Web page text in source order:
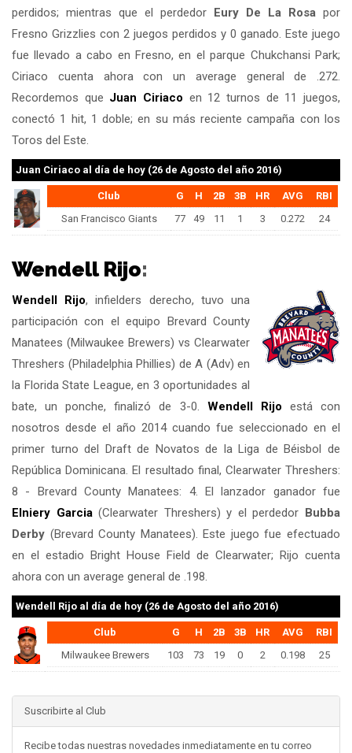
perdidos; mientras que el perdedor Eury De La Rosa por
Fresno Grizzlies con 2 juegos perdidos y 0 ganado. Este juego
fue llevado a cabo en Fresno, en el parque Chukchansi Park;
Ciriaco cuenta ahora con un average general de .272.
Recordemos que Juan Ciriaco en 12 turnos de 11 juegos,
conectó 1 hit, 1 doble; en su más reciente campaña con los
Toros del Este.
Juan Ciriaco al día de hoy (26 de Agosto del año 2016)
Club G H 2B 3B HR AVG
RBI
San Francisco Giants
77 49 11 1 3 0.272 24
Wendell Rijo:
Wendell Rijo, infielders derecho, tuvo una
participación con el equipo Brevard County
Manatees (Milwaukee Brewers) vs Clearwater
Threshers (Philadelphia Phillies) de A (Adv) en
la Florida State League, en 3 oportunidades al
bate, un ponche, finalizó de 3-0. Wendell Rijo está con
nosotros desde el año 2014 cuando fue seleccionado en el
primer turno del Draft de Novatos de la Liga de Béisbol de
República Dominicana. El resultado final, Clearwater Threshers:
8 - Brevard County Manatees: 4. El lanzador ganador fue
Elniery Garcia(Clearwater Threshers) y el perdedor Bubba
Derby (Brevard County Manatees). Este juego fue efectuado
en el estadio Bright House Field de Clearwater; Rijo cuenta
ahora con un average general de .198.
Wendell Rijo al día de hoy (26 de Agosto del año 2016)
Club G H 2B 3B HR AVG
RBI
Milwaukee Brewers
103 73 19 0 2 0.198 25
Suscribirte al Club
Recibe todas nuestras novedades inmediatamente en tu correo